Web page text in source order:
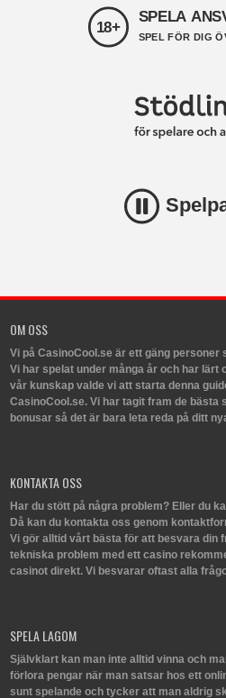
18+
SPELA
SPEL FÖR DIG
OM OSS
Vi på CasinoCool.se är ett gäng personer
Vi har spelat under många år och har lärt
vår kunskap valde vi att starta denna
CasinoCool.se. Vi har tagit fram de bästa
bonusar så det är bara leta reda på ditt
KONTAKTA OSS
Har du stött på några problem? Eller du
Då kan du kontakta oss genom
Vi gör alltid vårt bästa för att besvara din
tekniska problem med ett casino
casinot direkt. Vi besvarar oftast alla
SPELA LAGOM
Självklart kan man inte alltid vinna och
förlora pengar när man satsar hos ett
sunt spelande och tycker att man aldrig